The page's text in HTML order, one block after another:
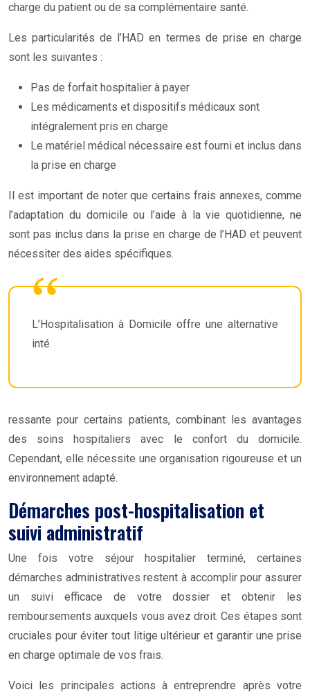
charge du patient ou de sa complémentaire santé.
Les particularités de l’HAD en termes de prise en charge
sont les suivantes :
Pas de forfait hospitalier à payer
Les médicaments et dispositifs médicaux sont
intégralement pris en charge
Le matériel médical nécessaire est fourni et inclus dans
la prise en charge
Il est important de noter que certains frais annexes, comme
l’adaptation du domicile ou l’aide à la vie quotidienne, ne
sont pas inclus dans la prise en charge de l’HAD et peuvent
nécessiter des aides spécifiques.
L’Hospitalisation à Domicile offre une alternative
inté
ressante pour certains patients, combinant les avantages
des soins hospitaliers avec le confort du domicile.
Cependant, elle nécessite une organisation rigoureuse et un
environnement adapté.
Démarches post-hospitalisation et
suivi administratif
Une fois votre séjour hospitalier terminé, certaines
démarches administratives restent à accomplir pour assurer
un suivi efficace de votre dossier et obtenir les
remboursements auxquels vous avez droit. Ces étapes sont
cruciales pour éviter tout litige ultérieur et garantir une prise
en charge optimale de vos frais.
Voici les principales actions à entreprendre après votre